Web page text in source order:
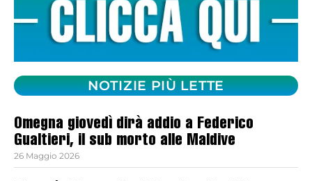
NOTIZIE PIÙ LETTE
Omegna giovedì dirà addio a Federico
Gualtieri, il sub morto alle Maldive
26 Maggio 2026